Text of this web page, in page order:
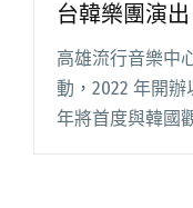
台韓樂團演
親臨現場烹
高雄流行音樂中
動，2022 年開辦
年將首度與韓國
樂團精彩卡司，